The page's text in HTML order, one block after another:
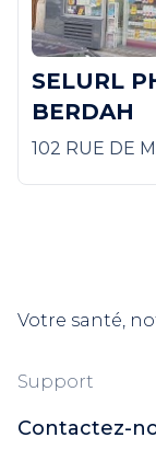
SELURL
BERDAH
102 RUE DE
Votre santé,
Support
Contactez-